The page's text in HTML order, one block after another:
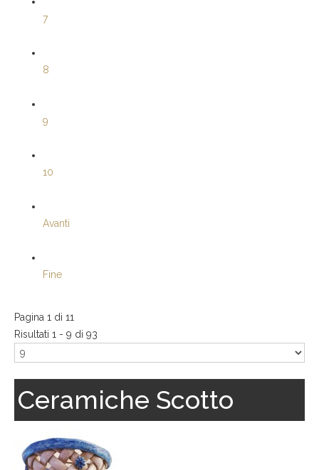
7
8
9
10
Avanti
Fine
Pagina 1 di 11
Risultati 1 - 9 di 93
Ceramiche Scotto